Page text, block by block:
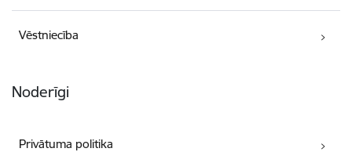
Vēstniecība
Noderīgi
Privātuma politika